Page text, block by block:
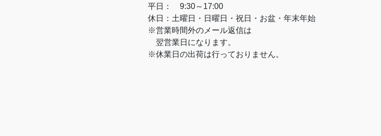
平日： 9:30～17:00
休日：土曜日・日曜日・祝日・お盆・年末年始
※営業時間外のメール返信は
翌営業日になります。
※休業日の出荷は行っておりません。